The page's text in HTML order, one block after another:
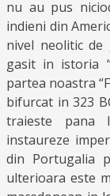
nu au pus
indieni din
nivel neolitic
gasit in istoria
partea noastra
bifurcat in 323
traieste pana
instaureze
din Portugalia
ulterioara este